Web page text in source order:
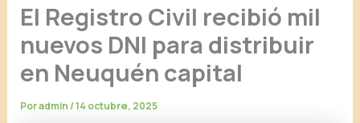
El Registro Civil recibió mil
nuevos DNI para distribuir
en Neuquén capital
Poradmin/14 octubre, 2025